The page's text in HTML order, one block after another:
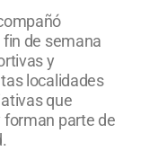
de semana
y
localidades
que
forman parte de